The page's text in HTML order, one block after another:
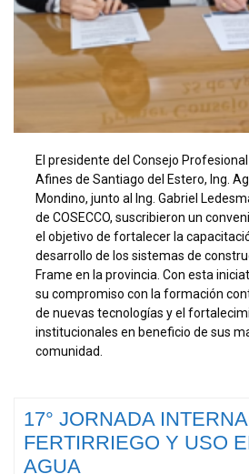
El presidente del Consejo
Afines de Santiago del Estero, Ing.
Mondino, junto al Ing. Gabriel
de COSECCO, suscribieron un
el objetivo de fortalecer la
desarrollo de los sistemas de
Frame en la provincia. Con esta
su compromiso con la formación
de nuevas tecnologías y el
institucionales en beneficio de sus
comunidad.
17° JORNADA
FERTIRRIEGO Y USO
AGUA